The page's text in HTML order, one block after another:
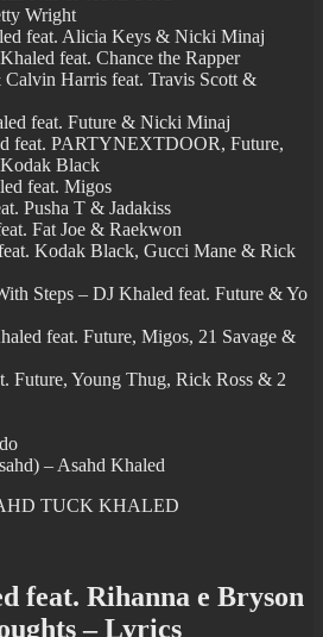
Wright
feat. Alicia Keys & Nicki Minaj
feat. Chance the Rapper
Harris feat. Travis Scott &
feat. Future & Nicki Minaj
feat. PARTYNEXTDOOR, Future,
Black
feat. Migos
Pusha T & Jadakiss
Fat Joe & Raekwon
Kodak Black, Gucci Mane & Rick
Steps – DJ Khaled feat. Future & Yo
feat. Future, Migos, 21 Savage &
Future, Young Thug, Rick Ross & 2
– Asahd Khaled
TUCK KHALED
feat. Rihanna e Bryson
– Lyrics